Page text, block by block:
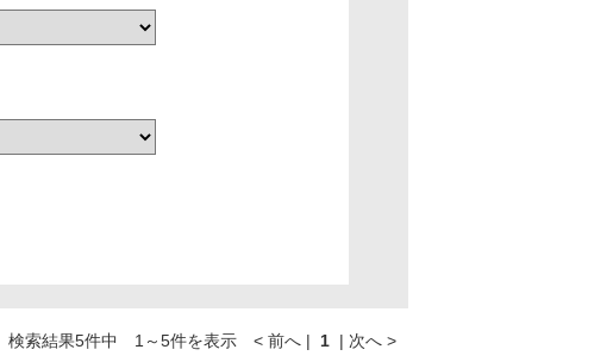
趣味
検索結果5件中 1～5件を表示 < 前へ | 1 | 次へ >